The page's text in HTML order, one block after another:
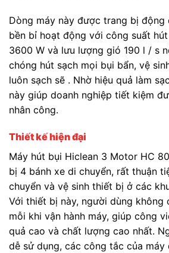
Dòng máy này được trang bị động
bền bỉ hoạt động với công suất
3600 W và lưu lượng gió 190 l / s
chóng hút sạch mọi bụi bẩn, vệ
luôn sạch sẽ . Nhờ hiệu quả làm
này giúp doanh nghiệp tiết kiệm
nhân công.
Thiết kế hiện đại
Máy hút bụi Hiclean 3 Motor HC
bị 4 bánh xe di chuyển, rất thuận
chuyển và vệ sinh thiết bị ở các
Với thiết bị này, người dùng không
mỗi khi vận hành máy, giúp công
quả cao và chất lượng cao nhất.
dễ sử dụng, các công tắc của